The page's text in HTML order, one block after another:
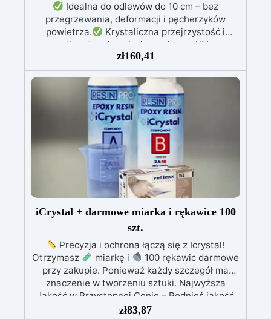
Idealna do odlewów do 10 cm – bez
przegrzewania, deformacji i pęcherzyków
powietrza.
Krystaliczna przejrzystość i
długotrwały połysk, z ochroną UV
zapobiegającą żółknięciu.
na zarysowania i niska egzotermia,
zapewniające profesjonalne rezultaty bez
kompromisów.
Łatwa w aplikacji – niska
lepkość i długi czas obróbki eliminują
mikropęcherzyki.
Idealna do dużych stołów,
ważnych dzieł artystycznych i masywnych
projektów, gwarantując najwyższą jakość.
zł160,41
iCrystal + darmowe miarka i rękawice 100
szt.
Precyzja i ochrona łączą się z Icrystal!
Otrzymasz
miarkę i
100 rękawic darmowe
przy zakupie. Ponieważ każdy szczegół ma
znaczenie w tworzeniu sztuki. Najwyższa
Jakość w Przystępnej Cenie – Podnieś jakość
swoich dzieł bez rujnowania portfela! ICRYSTAL
zł83,87